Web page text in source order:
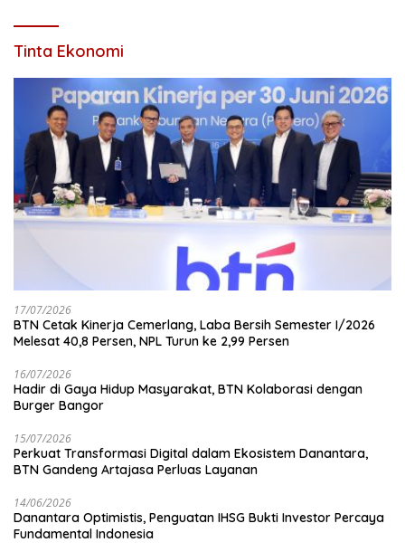
Tinta Ekonomi
17/07/2026
BTN Cetak Kinerja Cemerlang, Laba Bersih Semester I/2026
Melesat 40,8 Persen, NPL Turun ke 2,99 Persen
16/07/2026
Hadir di Gaya Hidup Masyarakat, BTN Kolaborasi dengan
Burger Bangor
15/07/2026
Perkuat Transformasi Digital dalam Ekosistem Danantara,
BTN Gandeng Artajasa Perluas Layanan
14/06/2026
Danantara Optimistis, Penguatan IHSG Bukti Investor Percaya
Fundamental Indonesia